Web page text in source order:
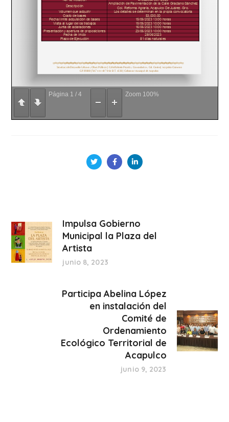
Página 1 /4 Zoom 100%
Impulsa Gobierno
Municipal la Plaza del
Artista
junio 8, 2023
Participa Abelina López
en instalación del
Comité de
Ordenamiento
Ecológico Territorial de
Acapulco
junio 9, 2023